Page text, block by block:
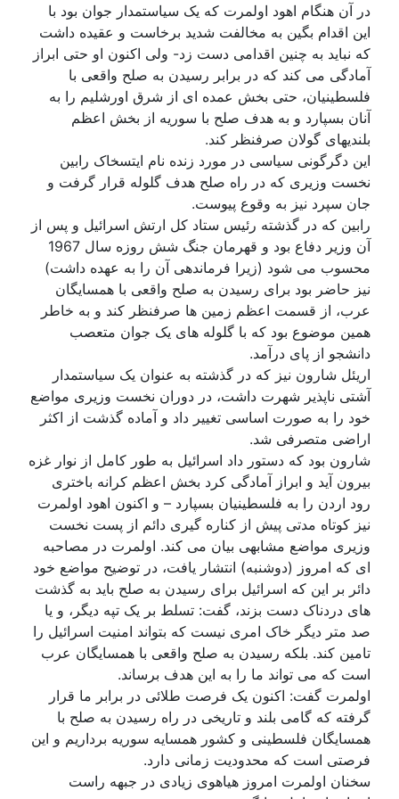
در آن هنگام اهود اولمرت که یک سیاستمدار جوان بود با
این اقدام بگین به مخالفت شدید برخاست و عقیده داشت
که نباید به چنین اقدامی دست زد- ولی اکنون او حتی ابراز
آمادگی می کند که در برابر رسیدن به صلح واقعی با
فلسطینیان، حتی بخش عمده ای از شرق اورشلیم را به
آنان بسپارد و به هدف صلح با سوریه از بخش اعظم
بلندیهای گولان صرفنظر کند.
این دگرگونی سیاسی در مورد زنده نام ایتسخاک رابین
نخست وزیری که در راه صلح هدف گلوله قرار گرفت و
جان سپرد نیز به وقوع پیوست.
رابین که در گذشته رئیس ستاد کل ارتش اسرائیل و پس از
آن وزیر دفاع بود و قهرمان جنگ شش روزه سال 1967
محسوب می شود (زیرا فرماندهی آن را به عهده داشت)
نیز حاضر بود برای رسیدن به صلح واقعی با همسایگان
عرب، از قسمت اعظم زمین ها صرفنظر کند و به خاطر
همین موضوع بود که با گلوله های یک جوان متعصب
دانشجو از پای درآمد.
اریئل شارون نیز که در گذشته به عنوان یک سیاستمدار
آشتی ناپذیر شهرت داشت، در دوران نخست وزیری مواضع
خود را به صورت اساسی تغییر داد و آماده گذشت از اکثر
اراضی متصرفی شد.
شارون بود که دستور داد اسرائیل به طور کامل از نوار غزه
بیرون آید و ابراز آمادگی کرد بخش اعظم کرانه باختری
رود اردن را به فلسطینیان بسپارد – و اکنون اهود اولمرت
نیز کوتاه مدتی پیش از کناره گیری دائم از پست نخست
وزیری مواضع مشابهی بیان می کند. اولمرت در مصاحبه
ای که امروز (دوشنبه) انتشار یافت، در توضیح مواضع خود
دائر بر این که اسرائیل برای رسیدن به صلح باید به گذشت
های دردناک دست بزند، گفت: تسلط بر یک تپه دیگر، و یا
صد متر دیگر خاک امری نیست که بتواند امنیت اسرائیل را
تامین کند. بلکه رسیدن به صلح واقعی با همسایگان عرب
است که می تواند ما را به این هدف برساند.
اولمرت گفت: اکنون یک فرصت طلائی در برابر ما قرار
گرفته که گامی بلند و تاریخی در راه رسیدن به صلح با
همسایگان فلسطینی و کشور همسایه سوریه برداریم و این
فرصتی است که محدودیت زمانی دارد.
سخنان اولمرت امروز هیاهوی زیادی در جبهه راست